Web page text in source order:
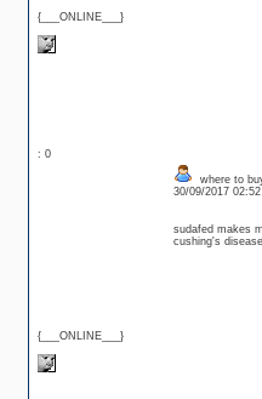
{___ONLINE___}
: 0
{___ONLINE___}
where to
30/09/2017
sudafed makes
cushing's disease